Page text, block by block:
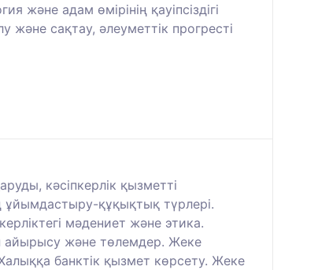
және адам өмірінің қауіпсіздігі
және сақтау, әлеуметтік прогресті
кәсіпкерлік қызметті
ұйымдастыру-құқықтық түрлері.
мәдениет және этика.
айырысу және төлемдер. Жеке
банктік қызмет көрсету. Жеке